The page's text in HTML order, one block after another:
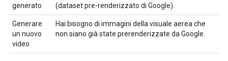
generato
(dataset pre-renderizzato di Google).
Generare
un nuovo
video
Hai bisogno di immagini della visuale aerea che
non siano già state prerenderizzate da Google.